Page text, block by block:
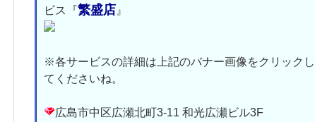
ビス『繁盛店 』
※各サービスの詳細は上記のバナー画像をクリックし
てくださいね。
広島市中区広瀬北町3-11 和光広瀬ビル3F